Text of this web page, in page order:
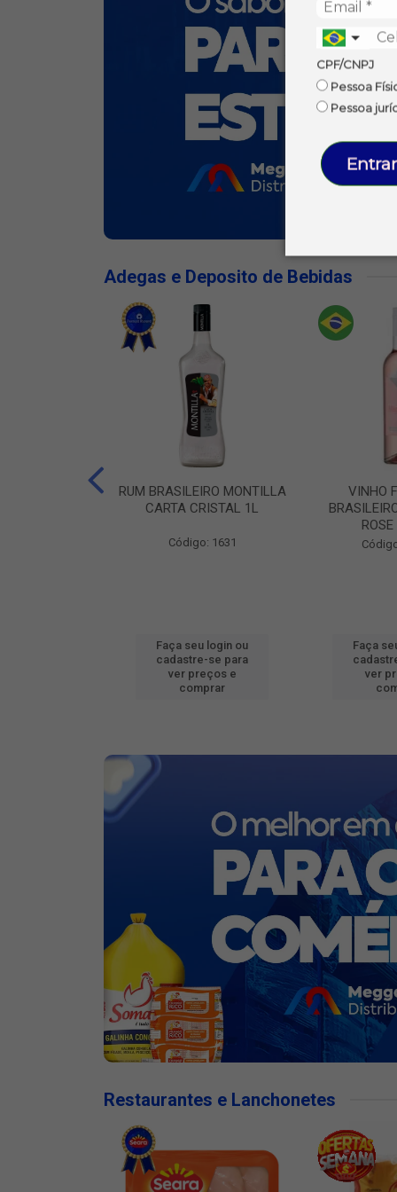
CPF/CNPJ
Pessoa
Pessoa
Adegas e Deposito de Bebidas
RUM BRASILEIRO MONTILLA
CARTA CRISTAL 1L
Código: 1631
Faça seu login ou
cadastre-se para
ver preços e
comprar
VINHO
Faça
ver
Restaurantes e Lanchonetes